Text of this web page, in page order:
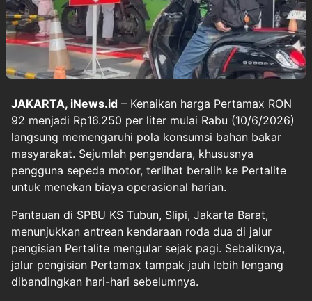
JAKARTA, iNews.id – Kenaikan harga Pertamax RON
92 menjadi Rp16.250 per liter mulai Rabu (10/6/2026)
langsung memengaruhi pola konsumsi bahan bakar
masyarakat. Sejumlah pengendara, khususnya
pengguna sepeda motor, terlihat beralih ke Pertalite
untuk menekan biaya operasional harian.
Pantauan di SPBU KS Tubun, Slipi, Jakarta Barat,
menunjukkan antrean kendaraan roda dua di jalur
pengisian Pertalite mengular sejak pagi. Sebaliknya,
jalur pengisian Pertamax tampak jauh lebih lengang
dibandingkan hari-hari sebelumnya.